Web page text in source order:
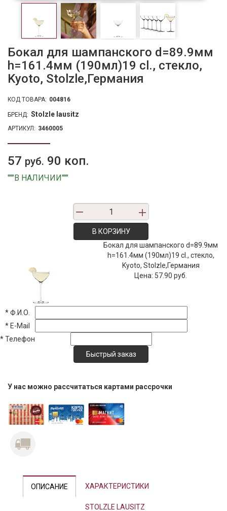
Бокал для шампанского d=89.9мм
h=161.4мм (190мл)19 cl., стекло,
Kyoto, Stolzle,Германия
КОД ТОВАРА: 004816
БРЕНД: Stolzle lausitz
АРТИКУЛ: 3460005
57 руб. 90 коп.
"""В НАЛИЧИИ"""
В КОРЗИНУ
Бокал для шампанского d=89.9мм
h=161.4мм (190мл)19 cl., стекло,
Kyoto, Stolzle,Германия
Цена: 57.90 руб.
*Ф.И.О.
* E-Mail
*Телефон
У нас можно рассчитаться картами рассрочки
ОПИСАНИЕ ХАРАКТЕРИСТИКИ
STOLZLE LAUSITZ